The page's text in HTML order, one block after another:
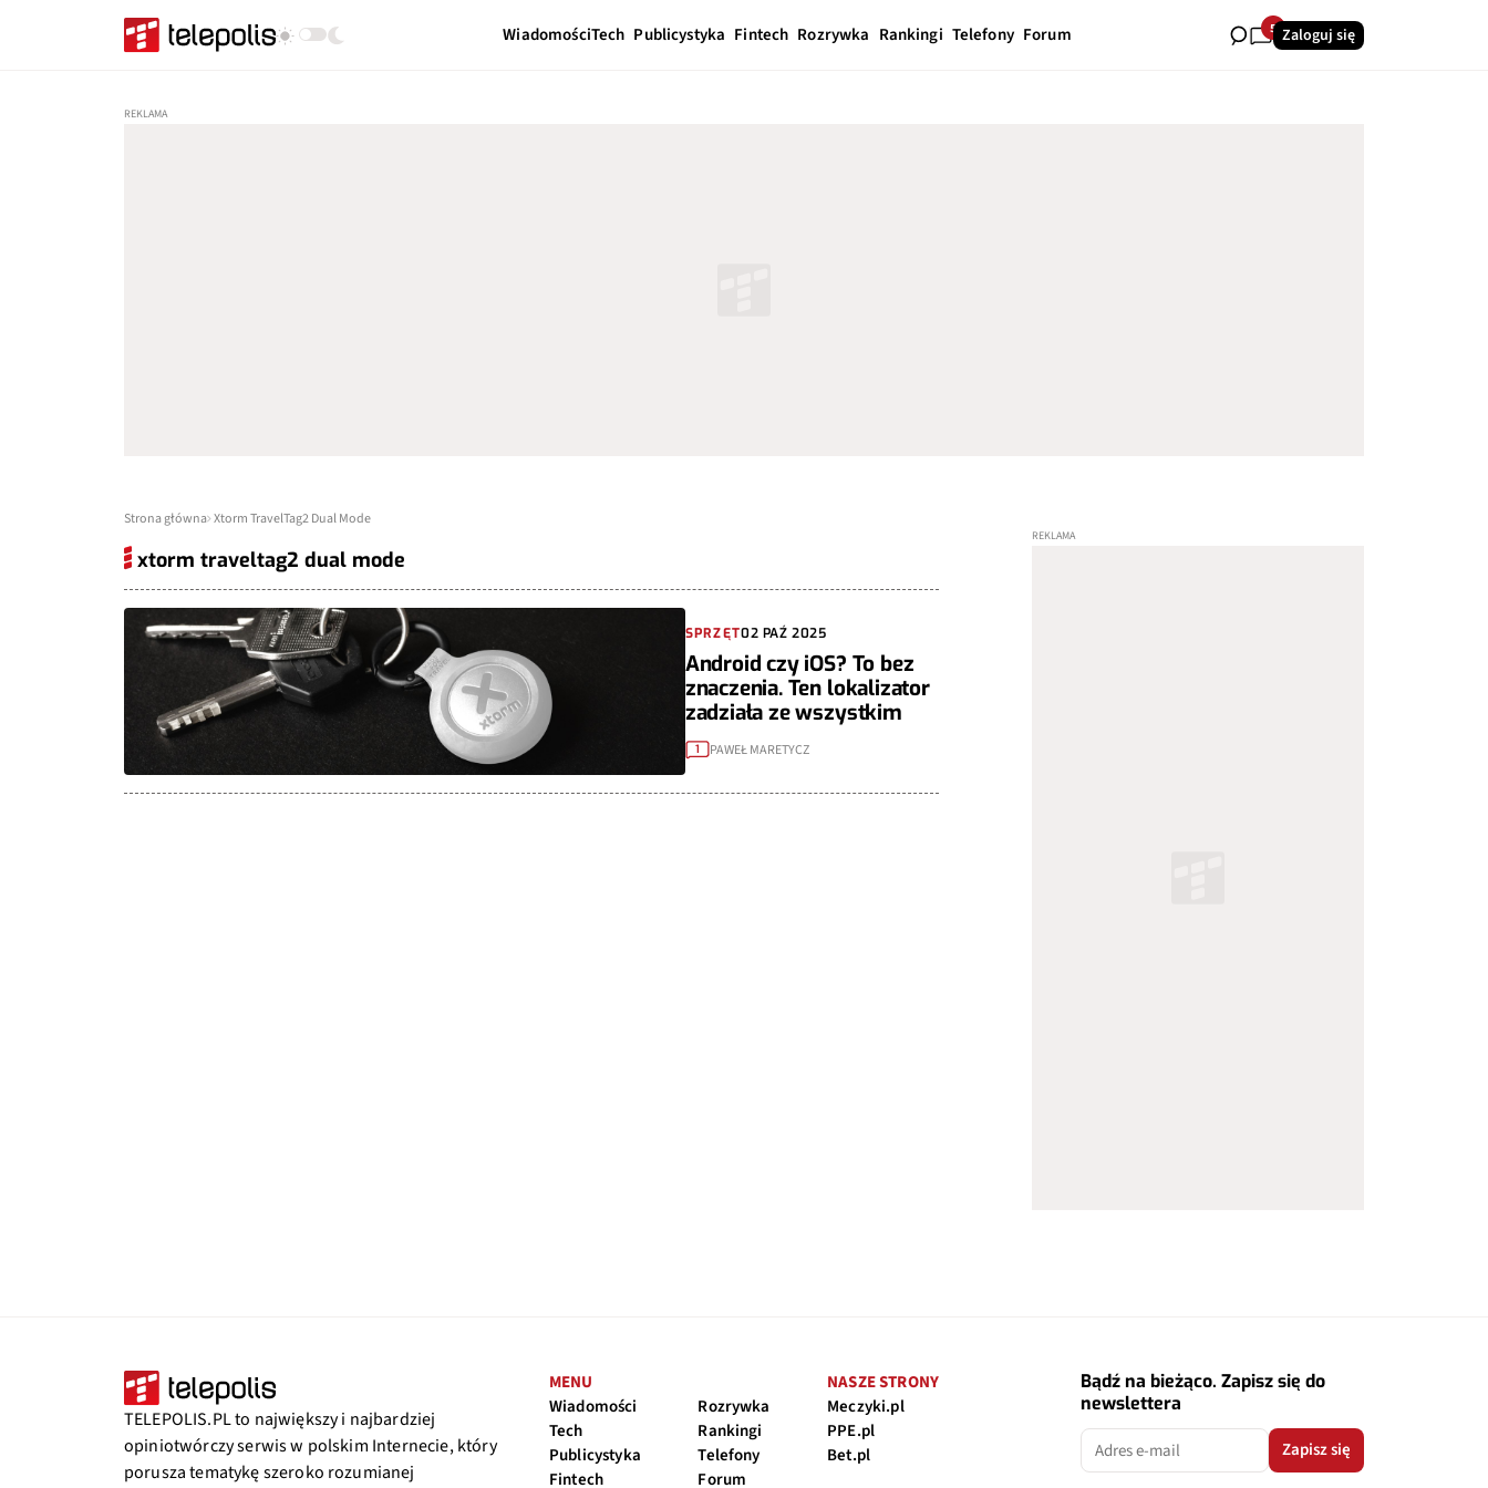
WiadomościTech Publicystyka Fintech Rozrywka Rankingi Telefony Forum 5 Zaloguj się
Strona główna Xtorm TravelTag2 Dual Mode
xtorm traveltag2 dual mode
SPRZĘT02 PAŹ 2025
Android czy iOS? To bez
znaczenia. Ten lokalizator
zadziała ze wszystkim
1 PAWEŁ MARETYCZ
TELEPOLIS.PL to największy i najbardziej
opiniotwórczy serwis w polskim Internecie, który
porusza tematykę szeroko rozumianej
MENU
Wiadomości
Tech
Publicystyka
Fintech
Rozrywka
Rankingi
Telefony
Forum
NASZE STRONY
Meczyki.pl
PPE.pl
Bet.pl
Bądź na bieżąco. Zapisz się do
newslettera
Zapisz się